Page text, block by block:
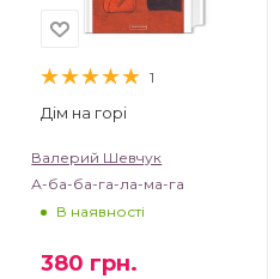
1
Дім на горі
Валерий Шевчук
А-ба-ба-га-ла-ма-га
В наявності
380 грн.